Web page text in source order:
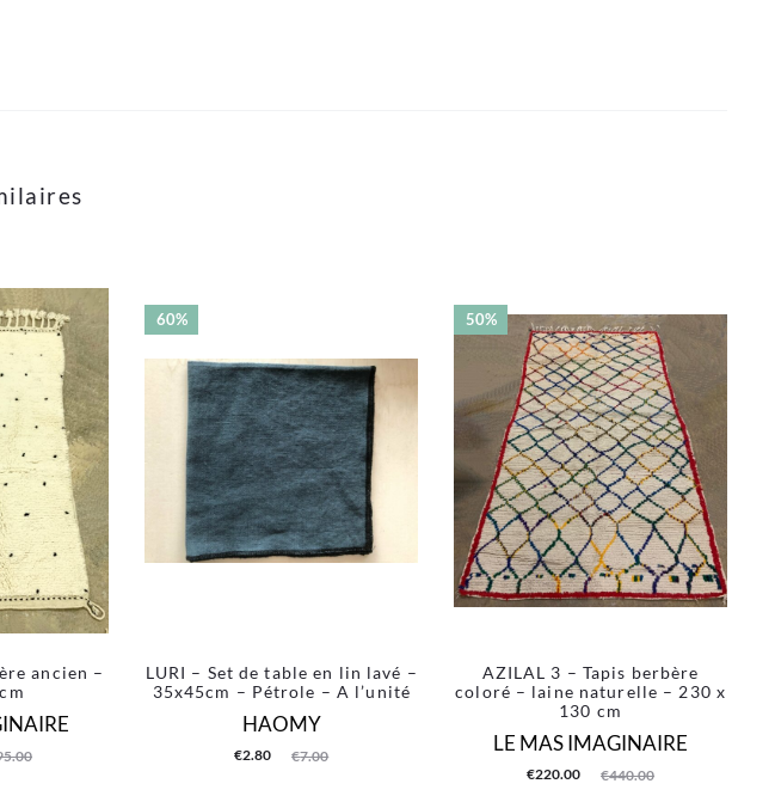
ancien –
60%
LURI – Set de table en lin lavé –
35x45cm – Pétrole – A l’unité
HAOMY
€7.00
Le
€2.80
Le
50%
AZILAL 3 – Tapis berbère
coloré – laine naturelle – 230 x
130 cm
LE MAS IMAGINAIRE
€440.00
Le
€220.00
Le